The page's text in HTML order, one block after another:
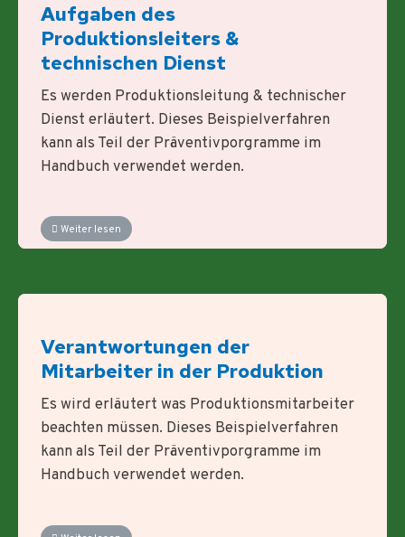
Aufgaben des
Produktionsleiters &
technischen Dienst
Es werden Produktionsleitung & technischer
Dienst erläutert. Dieses Beispielverfahren
kann als Teil der Präventivporgramme im
Handbuch verwendet werden.
Weiter lesen
Verantwortungen der
Mitarbeiter in der Produktion
Es wird erläutert was Produktionsmitarbeiter
beachten müssen. Dieses Beispielverfahren
kann als Teil der Präventivporgramme im
Handbuch verwendet werden.